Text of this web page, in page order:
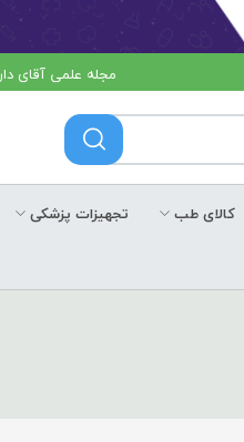
مجله علمی آقای
کالای طب تجهیزات پزشکی